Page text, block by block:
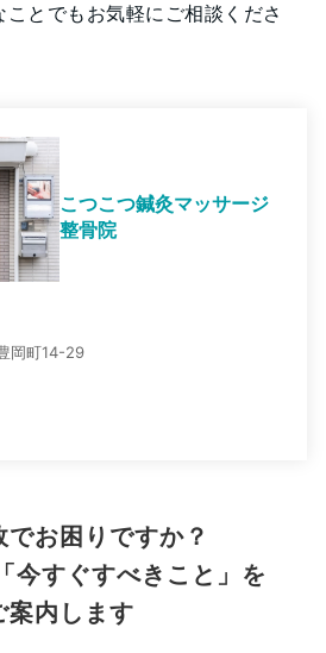
とでもお気軽にご相談くださ
こつこつ鍼灸マッサージ
整骨院
岡町14-29
でお困りですか？
今すぐすべきこと」を
案内します